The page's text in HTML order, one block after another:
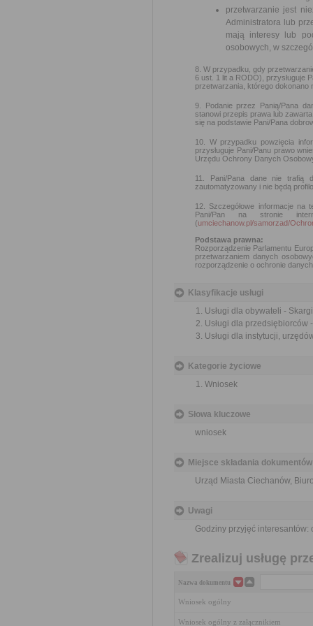
przetwarzanie jest
Administratora lub
mają interesy lub
osobowych, w
8. W przypadku, gdy
6 ust. 1 lit a RODO), przysługuje
przetwarzania, którego dokonano
9. Podanie przez Panią/Pana
stanowi przepis prawa lub
się na podstawie Pani/Pana
10. W przypadku powzięcia
przysługuje Pani/Panu prawo
Urzędu Ochrony Danych
11. Pani/Pana dane nie trafią
zautomatyzowany i nie będą
12. Szczegółowe informacje na
Pani/Pan na stronie
(umciechanow.pl/samorzad/
Podstawa prawna:
Rozporządzenie Parlamentu
przetwarzaniem danych
rozporządzenie o ochronie
Klasyfikacje usługi
Usługi dla obywateli -
Usługi dla przedsiębiorców
Usługi dla instytucji,
Kategorie życiowe
Wniosek
Słowa kluczowe
wniosek
Miejsce składania dokumentów
Urząd Miasta Ciechanów,
Uwagi
Godziny przyjęć interesantów:
Zrealizuj usługę
Nazwa dokumentu
Wniosek ogólny
Wniosek ogólny z załącznikiem